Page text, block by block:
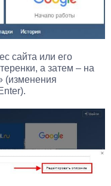
сайта или его
а затем – на
(изменения